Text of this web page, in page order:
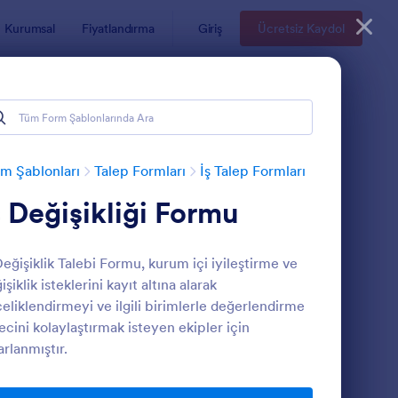
Kurumsal Fiyatlandırma Giriş Ücretsiz Kaydol
Şablonları Talep Formları İş Talep Formları
Değişikliği Formu
Talebi Formu, kurum içi iyileştirme ve
isteklerini kayıt altına alarak
ve ilgili birimlerle değerlendirme
kolaylaştırmak isteyen ekipler için
Tamiri İş Emri Formu Önizleme